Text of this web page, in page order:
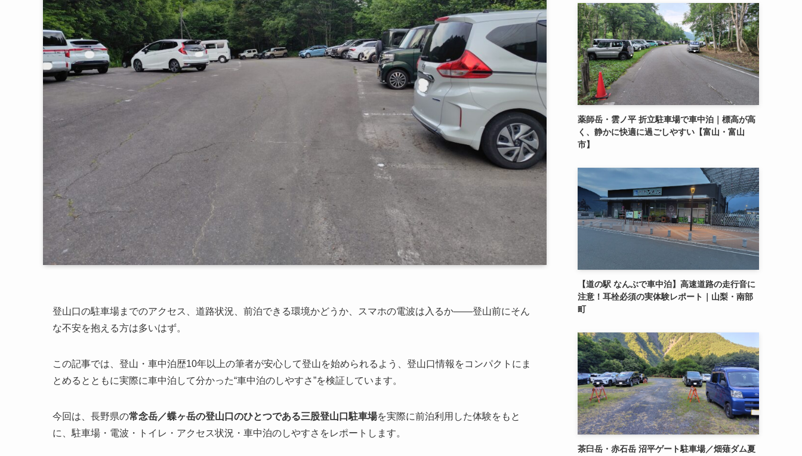
登山口の駐車場までのアクセス、道路状況、前泊できる環境かどうか、スマホの電波は入るか――登山前にそん
な不安を抱える方は多いはず。
この記事では、登山・車中泊歴10年以上の筆者が安心して登山を始められるよう、登山口情報をコンパクトにま
とめるとともに実際に車中泊して分かった“車中泊のしやすさ”を検証しています。
今回は、長野県の常念岳／蝶ヶ岳の登山口のひとつである三股登山口駐車場を実際に前泊利用した体験をもと
に、駐車場・電波・トイレ・アクセス状況・車中泊のしやすさをレポートします。
薬師岳・雲ノ平 折立駐車場で車中泊｜標高が高
く、静かに快適に過ごしやすい【富山・富山
市】
【道の駅 なんぶで車中泊】高速道路の走行音に
注意！耳栓必須の実体験レポート｜山梨・南部
町
茶臼岳・赤石岳 沼平ゲート駐車場／畑薙ダム夏